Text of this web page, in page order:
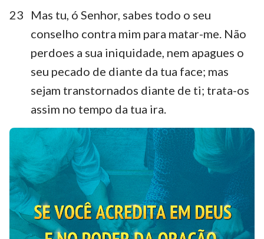
23
Mas tu, ó Senhor, sabes todo o seu
conselho contra mim para matar-me. Não
perdoes a sua iniquidade, nem apagues o
seu pecado de diante da tua face; mas
sejam transtornados diante de ti; trata-os
assim no tempo da tua ira.